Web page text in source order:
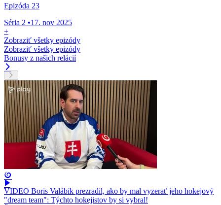
Epizóda 23
Séria 2 •17. nov 2025
+
Zobraziť všetky epizódy
Zobraziť všetky epizódy
Bonusy z našich relácií
VIDEO Boris Valábik prezradil, ako by mal vyzerať jeho hokejový
"dream team": Týchto hokejistov by si vybral!